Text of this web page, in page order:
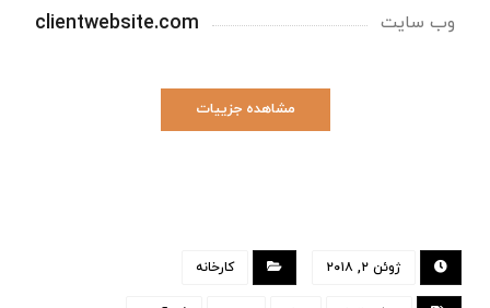
وب سایت clientwebsite.com
مشاهده جزییات
ژوئن ۲, ۲۰۱۸ کارخانه